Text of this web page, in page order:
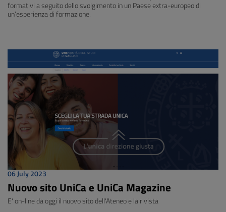
formativi a seguito dello svolgimento in un Paese extra-europeo di
un’esperienza di formazione.
06 July 2023
Nuovo sito UniCa e UniCa Magazine
E' on-line da oggi il nuovo sito dell'Ateneo e la rivista